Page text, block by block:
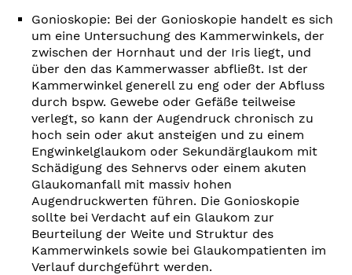
Gonioskopie: Bei der Gonioskopie handelt es sich
um eine Untersuchung des Kammerwinkels, der
zwischen der Hornhaut und der Iris liegt, und
über den das Kammerwasser abfließt. Ist der
Kammerwinkel generell zu eng oder der Abfluss
durch bspw. Gewebe oder Gefäße teilweise
verlegt, so kann der Augendruck chronisch zu
hoch sein oder akut ansteigen und zu einem
Engwinkelglaukom oder Sekundärglaukom mit
Schädigung des Sehnervs oder einem akuten
Glaukomanfall mit massiv hohen
Augendruckwerten führen. Die Gonioskopie
sollte bei Verdacht auf ein Glaukom zur
Beurteilung der Weite und Struktur des
Kammerwinkels sowie bei Glaukompatienten im
Verlauf durchgeführt werden.